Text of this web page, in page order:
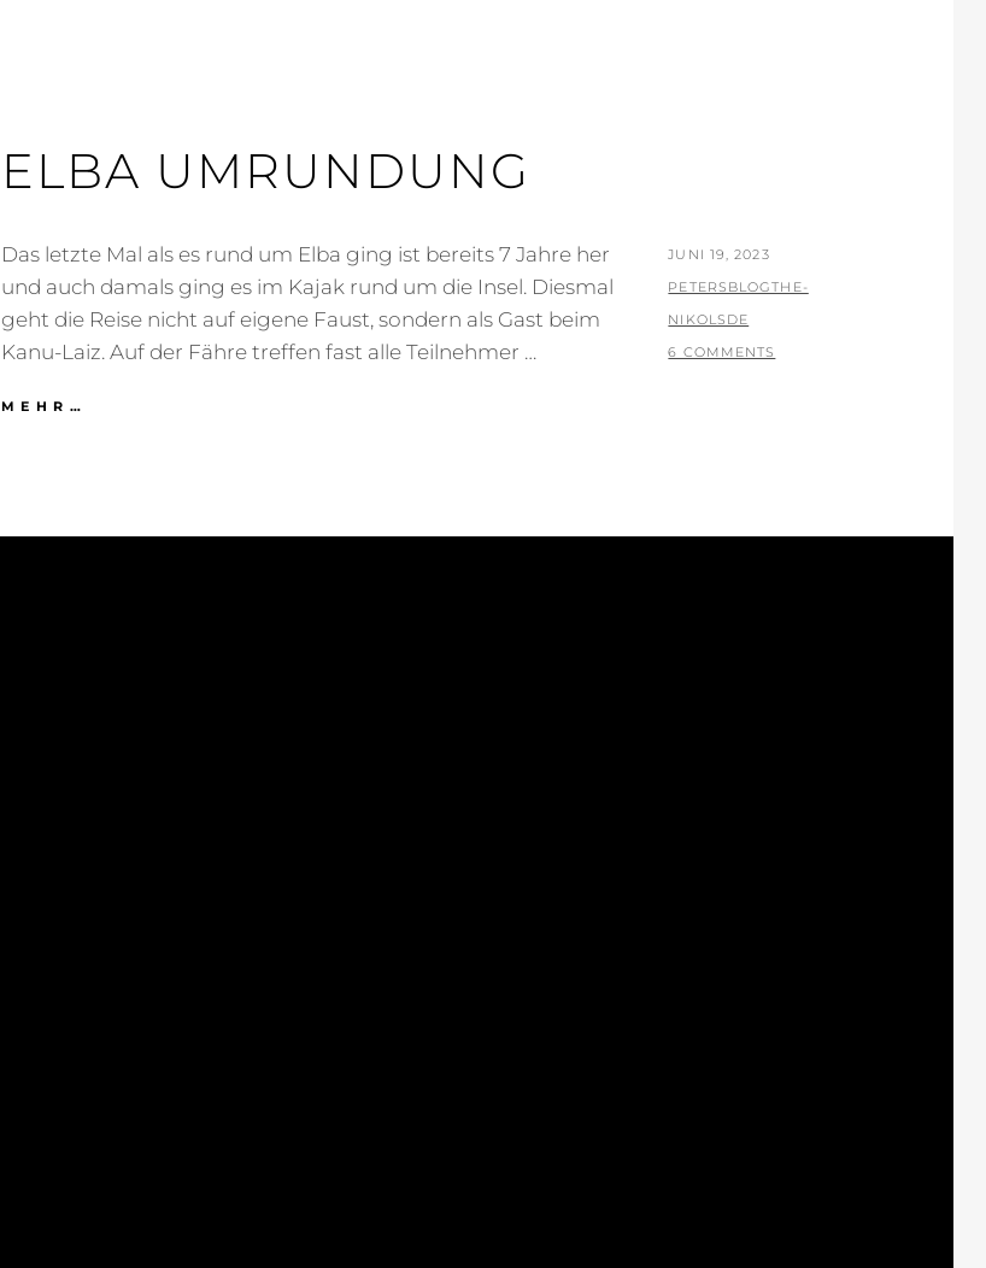
ELBA UMRUNDUNG
Das letzte Mal als es rund um Elba ging ist bereits 7 Jahre her
und auch damals ging es im Kajak rund um die Insel. Diesmal
geht die Reise nicht auf eigene Faust, sondern als Gast beim
Kanu-Laiz. Auf der Fähre treffen fast alle Teilnehmer …
MEHR…
POSTED
ON
JUNI 19, 2023
BY
PETERSBLOGTHE-
NIKOLSDE
6 COMMENTS